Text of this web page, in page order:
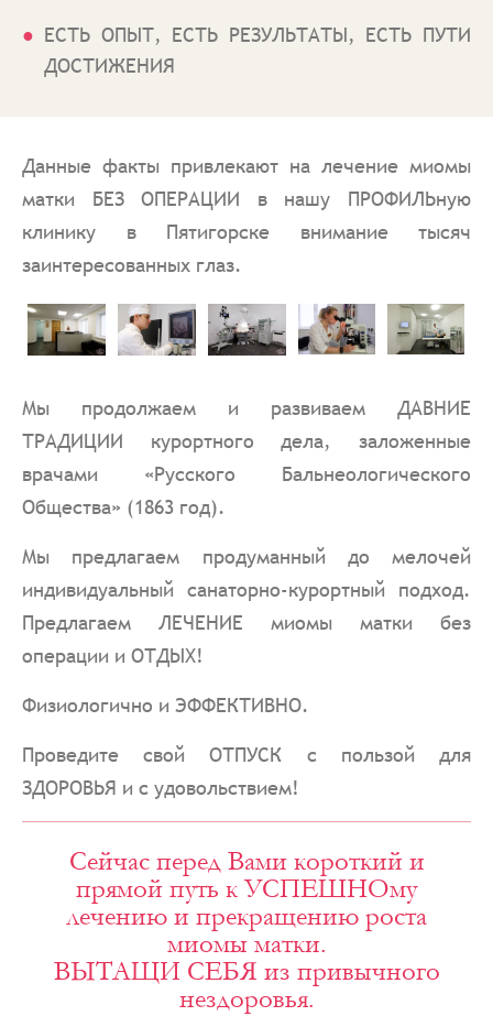
ЕСТЬ ОПЫТ, ЕСТЬ РЕЗУЛЬТАТЫ, ЕСТЬ ПУТИ
ДОСТИЖЕНИЯ
Данные факты привлекают на лечение миомы
матки БЕЗ ОПЕРАЦИИ в нашу ПРОФИЛЬную
клинику в Пятигорске внимание тысяч
заинтересованных глаз.
Мы продолжаем и развиваем ДАВНИЕ
ТРАДИЦИИ курортного дела, заложенные
врачами «Русского Бальнеологического
Общества» (1863 год).
Мы предлагаем продуманный до мелочей
индивидуальный санаторно-курортный подход.
Предлагаем ЛЕЧЕНИЕ миомы матки без
операции и ОТДЫХ!
Физиологично и ЭФФЕКТИВНО.
Проведите свой ОТПУСК с пользой для
ЗДОРОВЬЯ и с удовольствием!
Сейчас перед Вами короткий и
прямой путь к УСПЕШНОму
лечению и прекращению роста
миомы матки.
ВЫТАЩИ СЕБЯ из привычного
нездоровья.